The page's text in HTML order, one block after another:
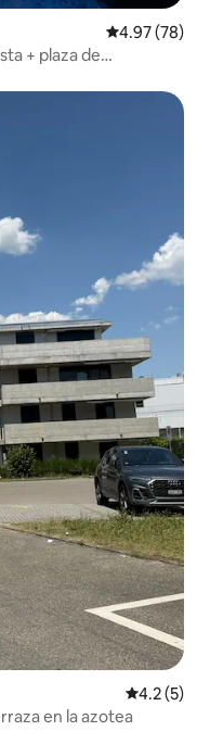
Calificación
4.97 (78)
+ plaza de
4.2 (5)
en la azotea